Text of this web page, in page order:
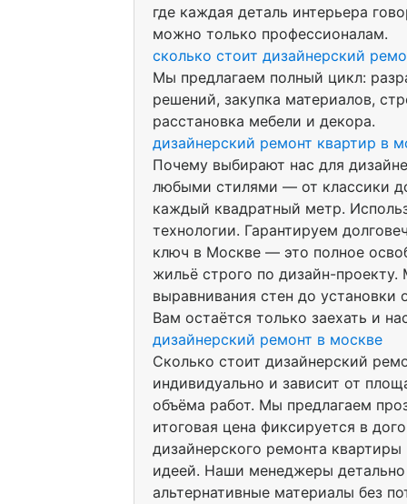
где каждая деталь интерьера
можно только профессионалам.
сколько стоит дизайнерский
Мы предлагаем полный цикл:
решений, закупка материалов,
расстановка мебели и декора.
дизайнерский ремонт квартир в
Почему выбирают нас для
любыми стилями — от классики
каждый квадратный метр.
технологии. Гарантируем
ключ в Москве — это полное
жильё строго по дизайн-
выравнивания стен до
Вам остаётся только заехать и
дизайнерский ремонт в москве
Сколько стоит дизайнерский
индивидуально и зависит от
объёма работ. Мы предлагаем
итоговая цена фиксируется в
дизайнерского ремонта
идеей. Наши менеджеры
альтернативные материалы без